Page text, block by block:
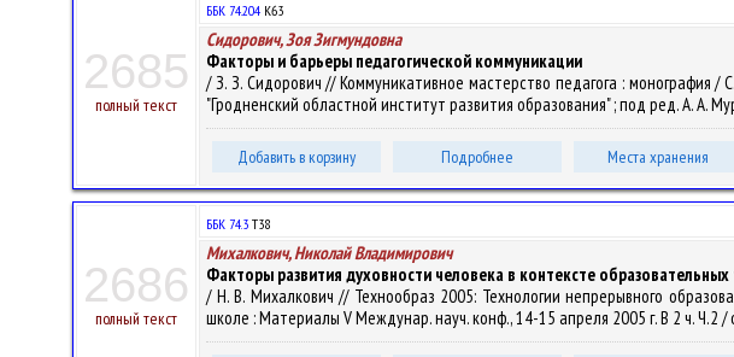
2685
полный текст
ББК 74.204 К63
Сидорович, Зоя Зигмундовна
Факторы и барьеры педагогической коммуникации
/ З. З. Сидорович // Коммуникативное мастерство педагога : монография /
"Гродненский областной институт развития образования" ; под ред. А. А.
Добавить в корзину Подробнее Места хранения
2686
полный текст
ББК 74.3 Т38
Михалкович, Николай Владимирович
Факторы развития духовности человека в контексте образовательных
/ Н. В. Михалкович // Технообраз 2005: Технологии непрерывного
школе : Материалы V Междунар. науч. конф., 14-15 апреля 2005 г. В 2 ч. Ч.2 /